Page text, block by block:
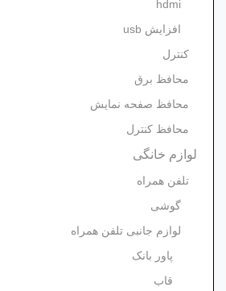
hdmi
افزایش usb
کنترل
محافظ برق
محافظ صفحه نمایش
محافظ کنترل
لوازم خانگی
تلفن همراه
گوشی
لوازم جانبی تلفن همراه
پاور بانک
قاب